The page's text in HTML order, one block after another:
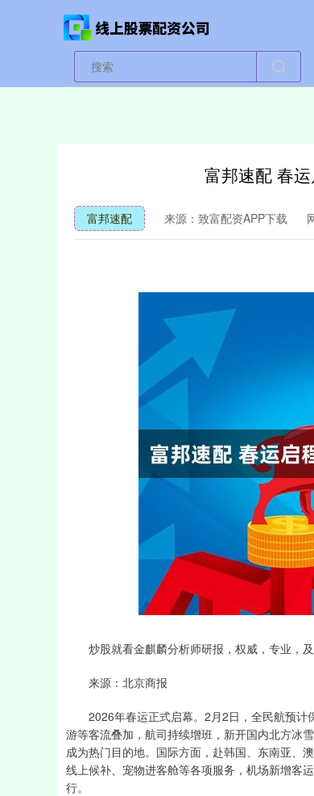
富邦速配 春
富邦速配 来源：致富配资APP下载
炒股就看金麒麟分析师研报，权威，专业，及
来源：北京商报
2026年春运正式启幕。2月2日，全民航预计
游等客流叠加，航司持续增班，新开国内北方冰
成为热门目的地。国际方面，赴韩国、东南亚、
线上候补、宠物进客舱等各项服务，机场新增客
行。
深证成指 14311.01